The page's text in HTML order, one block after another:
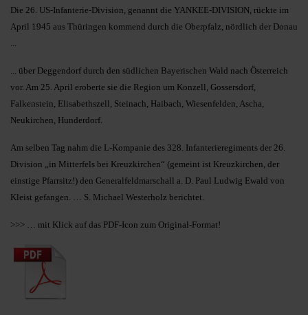
Die 26. US-Infanterie-Division, genannt die YANKEE-DIVISION, rückte im
April 1945 aus Thüringen kommend durch die Oberpfalz, nördlich der Donau
... über Deggendorf durch den südlichen Bayerischen Wald nach Österreich
vor. Am 25. April eroberte sie die Region um Konzell, Gossersdorf,
Falkenstein, Elisabethszell, Steinach, Haibach, Wiesenfelden, Ascha,
Neukirchen, Hunderdorf.
Am selben Tag nahm die L-Kompanie des 328. Infanterieregiments der 26.
Division „in Mitterfels bei Kreuzkirchen“ (gemeint ist Kreuzkirchen, der
einstige Pfarrsitz!) den Generalfeldmarschall a. D. Paul Ludwig Ewald von
Kleist gefangen. … S. Michael Westerholz berichtet.
>>> … mit Klick auf das PDF-Icon zum Original-Format!